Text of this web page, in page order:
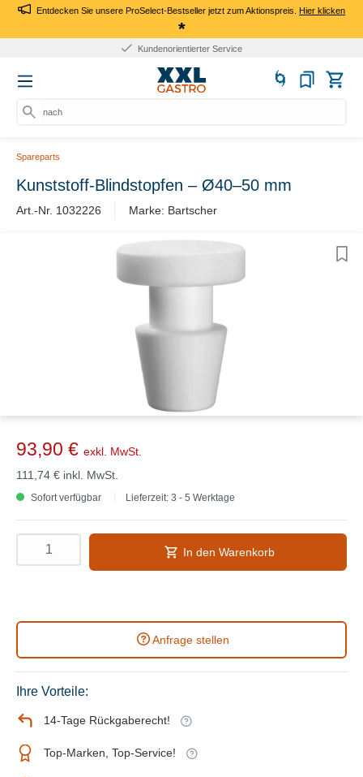
Entdecken Sie unsere ProSelect-Bestseller jetzt zum Aktionspreis.Hier klicken
*
Kundenorientierter Service
nach Pr
Spareparts
Kunststoff-Blindstopfen – Ø40–50 mm
Art.-Nr. 1032226 Marke: Bartscher
93,90 € exkl. MwSt.
111,74 € inkl. MwSt.
Sofort verfügbar Lieferzeit: 3 - 5 Werktage
In den Warenkorb
Anfrage stellen
Ihre Vorteile:
14-Tage Rückgaberecht!
Top-Marken, Top-Service!